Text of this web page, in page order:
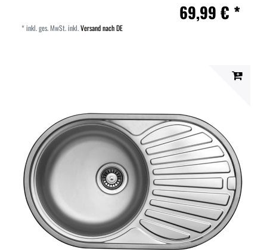
69,99 € *
*inkl. ges. MwSt.inkl.Versand nach DE